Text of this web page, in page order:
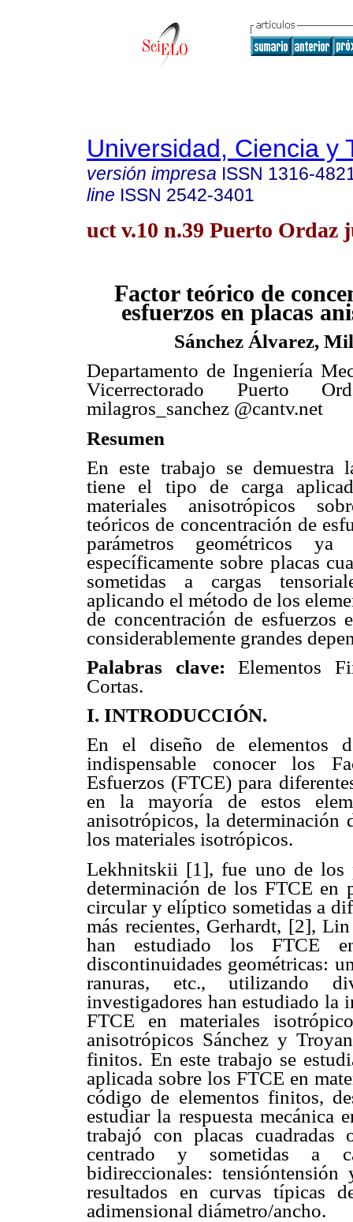
Universidad, Ciencia y
versión impresa ISSN 1316-
line ISSN 2542-3401
uct v.10 n.39 Puerto Ordaz
Factor teórico de
esfuerzos en placas
Sánchez Álvarez,
Departamento de Ingeniería
Vicerrectorado Puerto
milagros_sanchez @cantv.net
Resumen
En este trabajo se demuestra
tiene el tipo de carga
materiales anisotrópicos
teóricos de concentración de
parámetros geométricos
específicamente sobre placas
sometidas a cargas
aplicando el método de los
de concentración de esfuerzos
considerablemente grandes
Palabras clave: Elementos
Cortas.
I. INTRODUCCIÓN.
En el diseño de elementos
indispensable conocer los
Esfuerzos (FTCE) para
en la mayoría de estos
anisotrópicos, la determinación
los materiales isotrópicos.
Lekhnitskii [1], fue uno de los
determinación de los FTCE en
circular y elíptico sometidas a
más recientes, Gerhardt, [2],
han estudiado los FTCE
discontinuidades geométricas:
ranuras, etc., utilizando
investigadores han estudiado la
FTCE en materiales
anisotrópicos Sánchez y
finitos. En este trabajo se
aplicada sobre los FTCE en
código de elementos finitos,
estudiar la respuesta mecánica
trabajó con placas
centrado y sometidas a
bidireccionales: tensióntensión
resultados en curvas típicas
adimensional diámetro/ancho.